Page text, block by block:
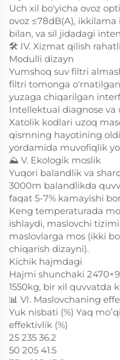
Uch xil bo'yicha ovoz
ovoz ≤78dB(A),
bilan, va sil jidadagi
🛠️ IV. Xizmat qilish
Modulli dizayn
Yumshoq suv filtri
filtri tomonga
yuzaga chiqarilgan
Intellektual diagnose va
Xatolik kodlari uzoq
qismning hayotining
yordamida muvofiqlik
⛰️ V. Ekologik moslik
Yuqori balandlik va
3000m balandlikda
faqat 5-7% kamayishi
Keng temperaturada
ishlaydi, maslovchi
maslovlarga mos (ikki
chiqarish dizayni).
Kichik hajmdagi
Hajmi shunchaki
1550kg, bir xil quvvatda
📊 VI. Maslovchaning
Yuk nisbati (%) Yaq
effektivlik (%)
25 235 36.2
50 205 41.5